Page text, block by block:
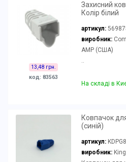
13,48 грн.
код: 83563
Захисний
Колір білий
артикул:
виробник:
AMP (США)
..
На складі в
Ковпачок
(синій)
артикул:
виробник: